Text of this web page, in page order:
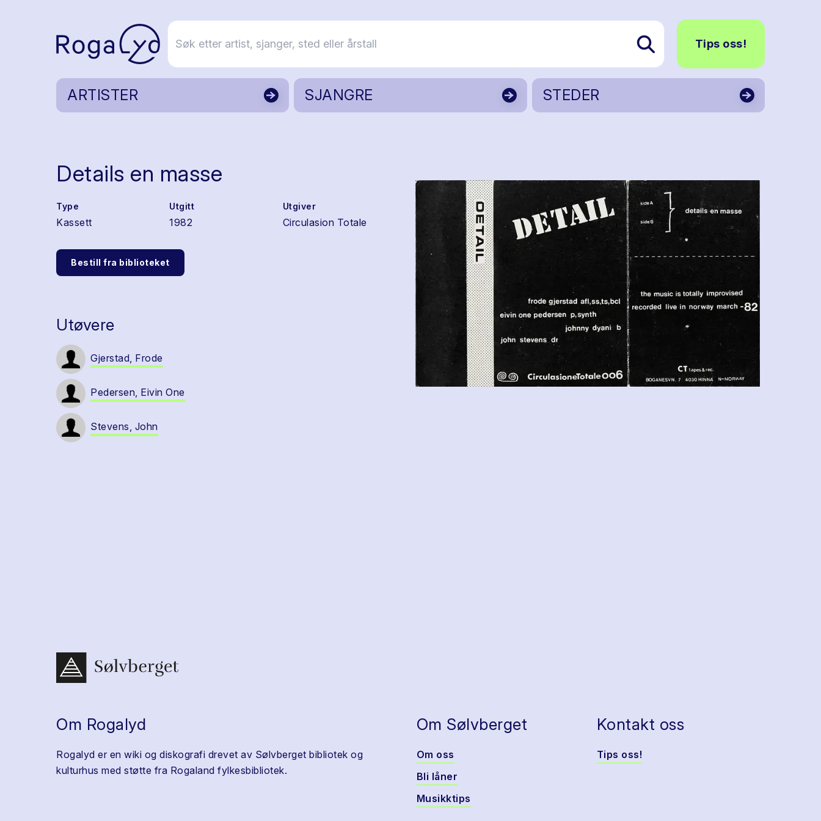
Tips oss!
ARTISTER SJANGRE STEDER
Details en masse
Type
Kassett
Utgitt
1982
Utgiver
Circulasion Totale
Bestill fra biblioteket
Utøvere
Gjerstad, Frode
Pedersen, Eivin One
Stevens, John
Om Rogalyd
Rogalyd er en wiki og diskografi drevet av Sølvberget bibliotek og
kulturhus med støtte fra Rogaland fylkesbibliotek.
Om Sølvberget
Om oss
Bli låner
Musikktips
Kontakt oss
Tips oss!